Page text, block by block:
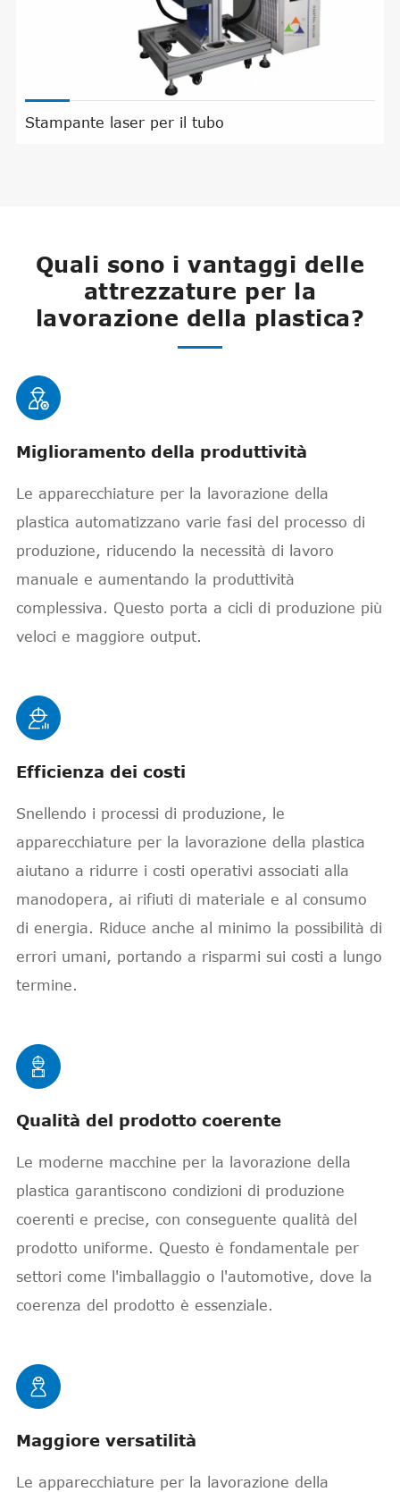
Stampante laser per il tubo
Quali sono i vantaggi delle
attrezzature per la
lavorazione della plastica?

Miglioramento della produttività
Le apparecchiature per la lavorazione della
plastica automatizzano varie fasi del processo di
produzione, riducendo la necessità di lavoro
manuale e aumentando la produttività
complessiva. Questo porta a cicli di produzione più
veloci e maggiore output.

Efficienza dei costi
Snellendo i processi di produzione, le
apparecchiature per la lavorazione della plastica
aiutano a ridurre i costi operativi associati alla
manodopera, ai rifiuti di materiale e al consumo
di energia. Riduce anche al minimo la possibilità di
errori umani, portando a risparmi sui costi a lungo
termine.

Qualità del prodotto coerente
Le moderne macchine per la lavorazione della
plastica garantiscono condizioni di produzione
coerenti e precise, con conseguente qualità del
prodotto uniforme. Questo è fondamentale per
settori come l'imballaggio o l'automotive, dove la
coerenza del prodotto è essenziale.

Maggiore versatilità
Le apparecchiature per la lavorazione della